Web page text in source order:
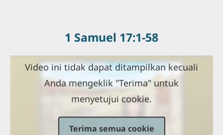
1 Samuel 17:1-58
Video ini tidak dapat ditampilkan kecuali
Anda mengeklik "Terima" untuk
menyetujui cookie.
Terima semua cookie